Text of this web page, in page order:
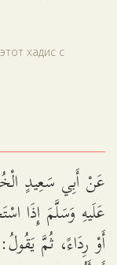
хадис с
عَنْ أَبِي سَعِيدٍ
عَلَيهِ وَسَلَّمَ إِذَا
أَوْ رِدَاءً، ثُمَّ